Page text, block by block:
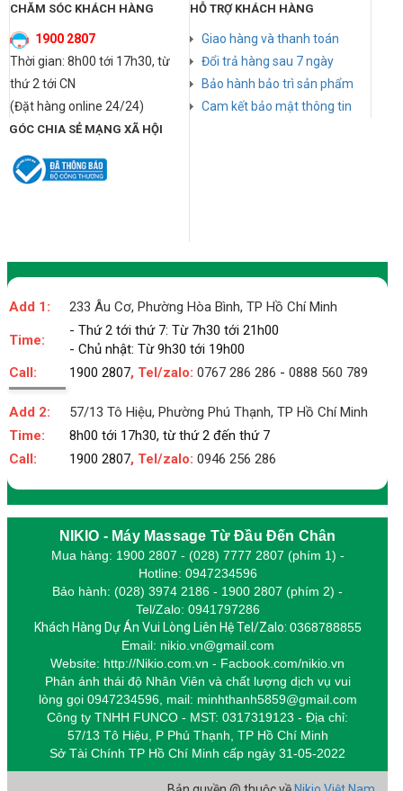
CHĂM SÓC KHÁCH HÀNG
1900 2807
Thời gian: 8h00 tới 17h30, từ
thứ 2 tới CN
(Đặt hàng online 24/24)
HỖ TRỢ KHÁCH HÀNG
Giao hàng và thanh toán
Đổi trả hàng sau 7 ngày
Bảo hành bảo trì sản phẩm
Cam kết bảo mật thông tin
GÓC CHIA SẺ MẠNG XÃ HỘI
Add 1: 233 Âu Cơ, Phường Hòa Bình, TP Hồ Chí Minh
Time:
- Thứ 2 tới thứ 7: Từ 7h30 tới 21h00
- Chủ nhật: Từ 9h30 tới 19h00
Call:
1900 2807, Tel/zalo:0767 286 286 -0888 560 789
Add 2:
57/13 Tô Hiệu, Phường Phú Thạnh, TP Hồ Chí Minh
Time:
8h00 tới 17h30, từ thứ 2 đến thứ 7
Call:
1900 2807, Tel/zalo:0946 256 286
NIKIO - Máy Massage Từ Đầu Đến Chân
Mua hàng: 1900 2807 - (028) 7777 2807 (phím 1) -
Hotline: 0947234596
Bảo hành: (028) 3974 2186 - 1900 2807 (phím 2) -
Tel/Zalo: 0941797286
Khách Hàng Dự Án Vui Lòng Liên Hệ Tel/Zalo: 0368788855
Email: nikio.vn@gmail.com
Website: http://Nikio.com.vn - Facbook.com/nikio.vn
Phản ánh thái độ Nhân Viên và chất lượng dịch vụ vui
lòng gọi 0947234596, mail: minhthanh5859@gmail.com
Công ty TNHH FUNCO - MST: 0317319123 - Địa chỉ:
57/13 Tô Hiệu, P Phú Thạnh, TP Hồ Chí Minh
Sở Tài Chính TP Hồ Chí Minh cấp ngày 31-05-2022